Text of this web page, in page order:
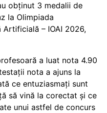
obținut 3 medalii de
la Olimpiada
– IOAI 2026,
a luat nota 4.90
nota a ajuns la
ce entuziasmați sunt
să vină la corectat și ce
unui astfel de concurs